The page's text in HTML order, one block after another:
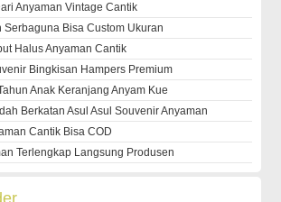
Anyaman Vintage Cantik
Serbaguna Bisa Custom Ukuran
Halus Anyaman Cantik
Bingkisan Hampers Premium
Anak Keranjang Anyam Kue
Berkatan Asul Asul Souvenir Anyaman
Cantik Bisa COD
Terlengkap Langsung Produsen